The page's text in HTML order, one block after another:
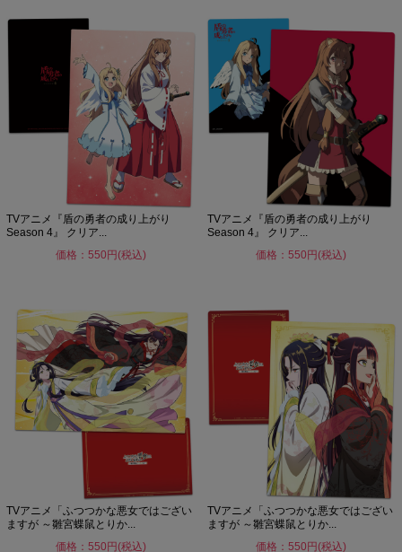
TVアニメ『盾の勇者の成り上がり
Season 4』 クリア...
価格：550円(税込)
TVアニメ『盾の勇者の成り上がり
Season 4』 クリア...
価格：550円(税込)
TVアニメ「ふつつかな悪女ではござい
ますが ～雛宮蝶鼠とりか...
価格：550円(税込)
TVアニメ「ふつつかな悪女ではござい
ますが ～雛宮蝶鼠とりか...
価格：550円(税込)